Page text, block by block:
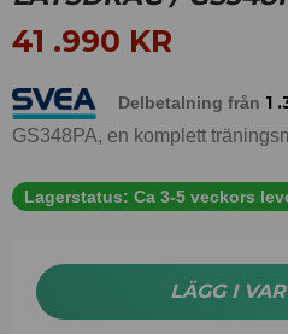
41 .990 KR
Delbetalning från 1
GS348PA, en komplett
Lagerstatus: Ca 3-5 veckors
LÄGG I